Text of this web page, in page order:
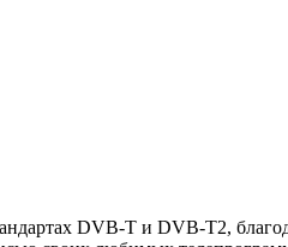
DVB-T и DVB-T2,